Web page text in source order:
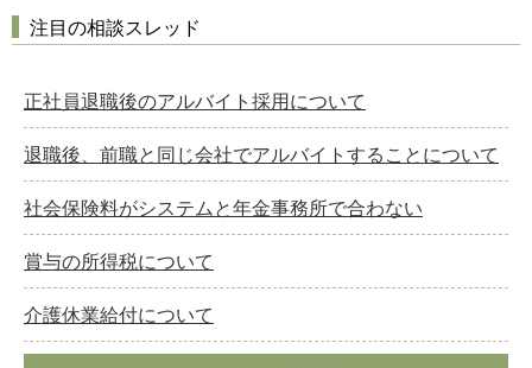
注目の相談スレッド
正社員退職後のアルバイト採用について
退職後、前職と同じ会社でアルバイトすることについて
社会保険料がシステムと年金事務所で合わない
賞与の所得税について
介護休業給付について